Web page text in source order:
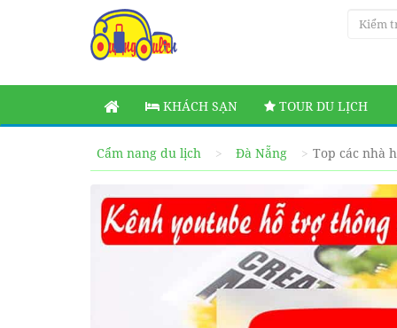
KHÁCH SẠN TOUR DU LỊCH
Cẩm nang du lịch Đà Nẵng Top các nhà